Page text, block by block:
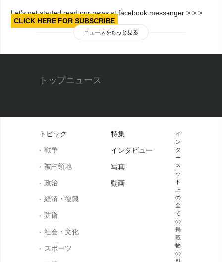
Let’s get started read our news at facebook messenger > > >
CLICK HERE FOR SUBSCRIBE
ニュースをもっと見る
トップニュース
トピック
戦争
被占領地
政治
経済・復興
防衛
社会・文化
スポーツ
特集
インタビュー
写真
動画
イ
ン
タ
ー
ネ
ッ
ト
上
の
全
て
の
掲
載
物
の
引